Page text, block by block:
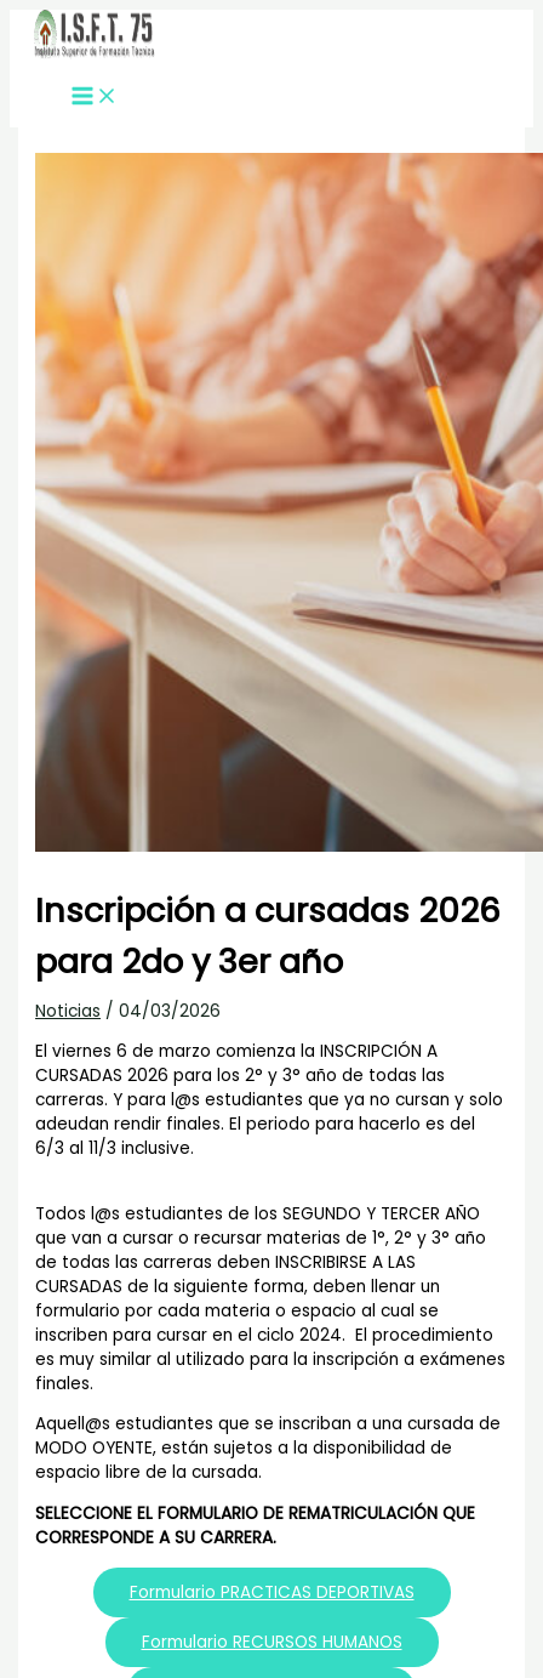
Inscripción a cursadas 2026
para 2do y 3er año
Noticias /04/03/2026
El viernes 6 de marzo comienza la INSCRIPCIÓN A
CURSADAS 2026 para los 2° y 3° año de todas las
carreras. Y para l@s estudiantes que ya no cursan y solo
adeudan rendir finales. El periodo para hacerlo es del
6/3 al 11/3 inclusive.
Todos l@s estudiantes de los SEGUNDO Y TERCER AÑO
que van a cursar o recursar materias de 1°, 2° y 3° año
de todas las carreras deben INSCRIBIRSE A LAS
CURSADAS de la siguiente forma, deben llenar un
formulario por cada materia o espacio al cual se
inscriben para cursar en el ciclo 2024. El procedimiento
es muy similar al utilizado para la inscripción a exámenes
finales.
Aquell@s estudiantes que se inscriban a una cursada de
MODO OYENTE, están sujetos a la disponibilidad de
espacio libre de la cursada.
SELECCIONE EL FORMULARIO DE REMATRICULACIÓN QUE
CORRESPONDE A SU CARRERA.
Formulario PRACTICAS DEPORTIVAS
Formulario RECURSOS HUMANOS